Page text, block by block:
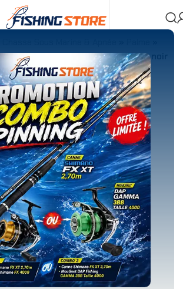
montage voilure – pack 1mt – noir